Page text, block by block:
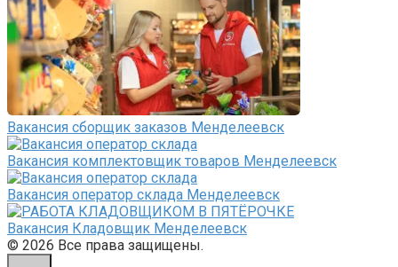
Вакансия сборщик заказов Менделеевск
Вакансия комплектовщик товаров Менделеевск
Вакансия оператор склада Менделеевск
Вакансия Кладовщик Менделеевск
© 2026 Все права защищены.